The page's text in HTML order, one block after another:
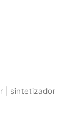
| sintetizador